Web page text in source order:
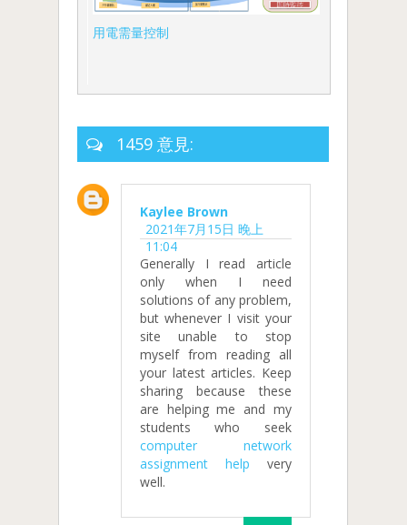
用電需量控制
1459 意見:
Kaylee Brown
2021年7月15日 晚上
11:04
Generally I read article
only when I need
solutions of any problem,
but whenever I visit your
site unable to stop
myself from reading all
your latest articles. Keep
sharing because these
are helping me and my
students who seek
computer network
assignment help very
well.